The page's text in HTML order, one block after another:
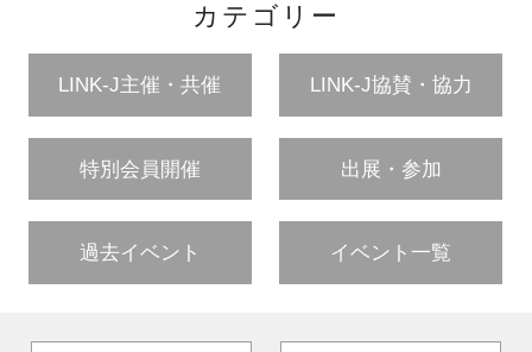
カテゴリー
LINK-J主催・共催 LINK-J協賛・協力
特別会員開催 出展・参加
過去イベント イベント一覧